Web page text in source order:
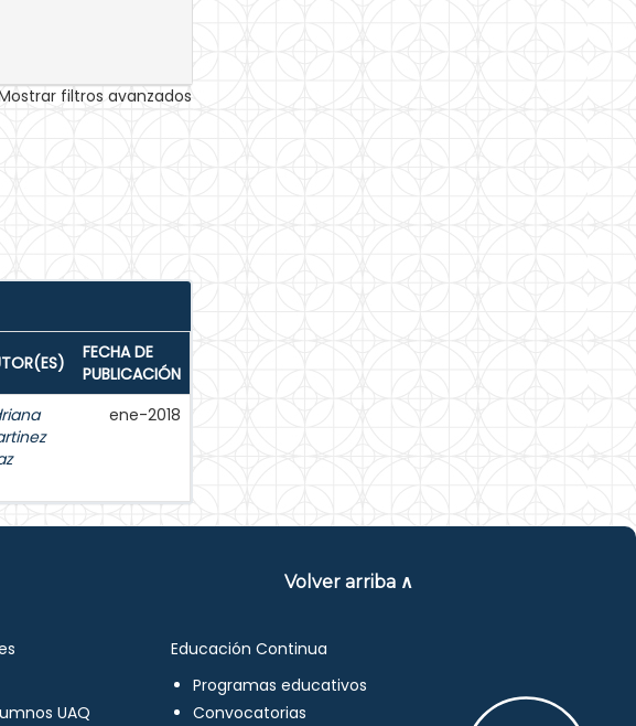
filtros avanzados
FECHA DE
PUBLICACIÓN
ene-2018
Volver arriba ∧
UAQ
Educación Continua
Programas educativos
Convocatorias